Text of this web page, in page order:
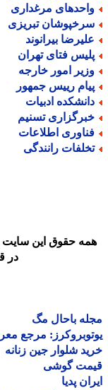
مرغداری
تبریزی
بیرانوند
فتای تهران
امور خارجه
رییس جمهور
ادبیات
تسنیم
اطلاعات
رانندگی
حقوق این سایت
در
باحال مگ
مرجع معرفی
شلوار جین زنانه
گوشی
پدیا